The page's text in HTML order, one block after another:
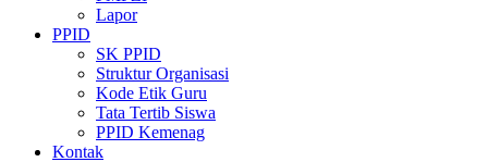
Lapor
PPID
SK PPID
Struktur Organisasi
Kode Etik Guru
Tata Tertib Siswa
PPID Kemenag
Kontak